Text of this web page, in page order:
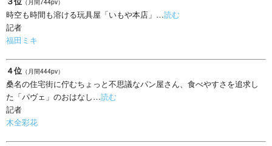
時空も時間も溶ける玩具屋「いもや本店」…読む
記者
福田ミキ
４位 （月間444pv）
桑名の住宅街に佇むちょっと不思議なパン屋さん、食べやすさを追求し
た「パヴェ」のおはなし…読む
記者
木全彩花